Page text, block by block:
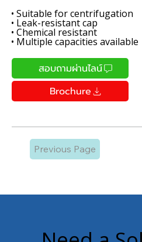
• Suitable for centrifugation
• Leak-resistant cap
• Chemical resistant
• Multiple capacities available
สอบถามผ่านไลน์
Brochure
Previous Page